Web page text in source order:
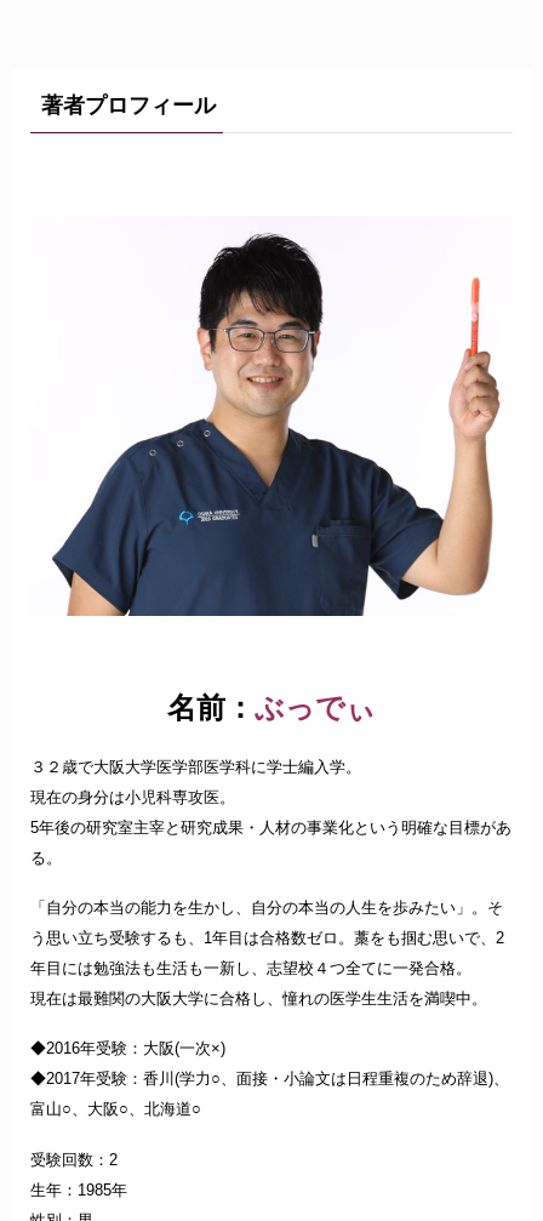
著者プロフィール
名前： ぶっでぃ
３２歳で大阪大学医学部医学科に学士編入学。
現在の身分は小児科専攻医。
5年後の研究室主宰と研究成果・人材の事業化という明確な目標があ
る。
「自分の本当の能力を生かし、自分の本当の人生を歩みたい」。そ
う思い立ち受験するも、1年目は合格数ゼロ。藁をも掴む思いで、2
年目には勉強法も生活も一新し、志望校４つ全てに一発合格。
現在は最難関の大阪大学に合格し、憧れの医学生生活を満喫中。
◆2016年受験：大阪(一次×)
◆2017年受験：香川(学力○、面接・小論文は日程重複のため辞退)、
富山○、大阪○、北海道○
受験回数：2
生年：1985年